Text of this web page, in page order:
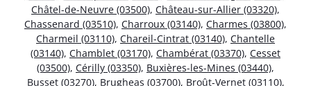
Châtel-de-Neuvre (03500), Château-sur-Allier (03320),
Chassenard (03510), Charroux (03140), Charmes (03800),
Charmeil (03110), Chareil-Cintrat (03140), Chantelle
(03140), Chamblet (03170), Chambérat (03370), Cesset
(03500), Cérilly (03350), Buxières-les-Mines (03440),
Busset (03270), Brugheas (03700), Broût-Vernet (03110),